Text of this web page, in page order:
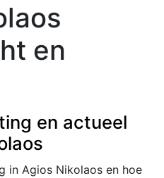
en
en actueel
in Agios Nikolaos en hoe